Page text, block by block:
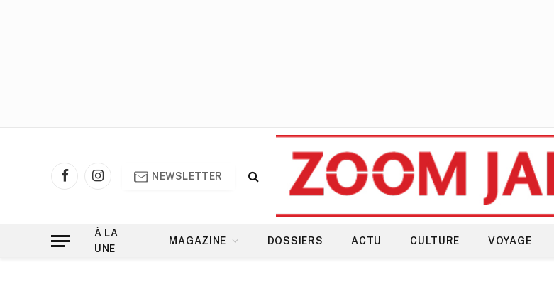
FacebookInstagram
NEWSLETTER
À LA
UNE
MAGAZINE DOSSIERS ACTU CULTURE VOYAGE